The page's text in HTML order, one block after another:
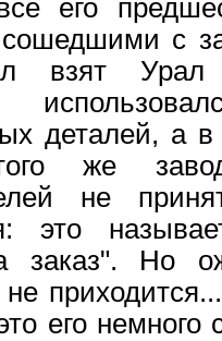
его
с
взят
деталей, а
же
не
это
заказ". Но
его